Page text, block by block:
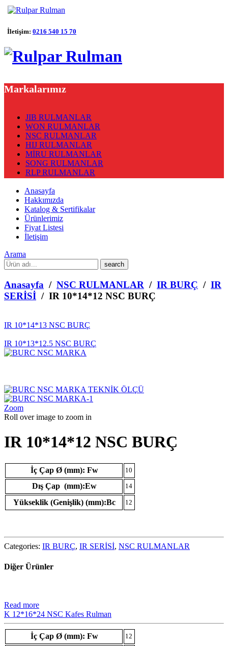
İletişim: 0216 540 15 70
Markalarımız
JIB RULMANLAR
WON RULMANLAR
NSC RULMANLAR
HIJ RULMANLAR
MİRU RULMANLAR
SONG RULMANLAR
RLP RULMANLAR
Anasayfa
Hakkımızda
Katalog & Sertifikalar
Ürünlerimiz
Fiyat Listesi
İletişim
Arama
What
are
you
looking
for?
Anasayfa / NSC RULMANLAR / IR BURÇ / IR
SERİSİ / IR 10*14*12 NSC BURÇ
IR 10*14*13 NSC BURÇ
IR 10*13*12.5 NSC BURÇ
Zoom
Roll over image to zoom in
IR 10*14*12 NSC BURÇ
İç Çap Ø (mm): Fw 10
Dış Çap (mm):Ew 14
Yükseklik (Genişlik) (mm):Bc 12
Categories: IR BURÇ, IR SERİSİ, NSC RULMANLAR
Diğer Ürünler
Read more
K 12*16*24 NSC Kafes Rulman
İç Çap Ø (mm): Fw 12